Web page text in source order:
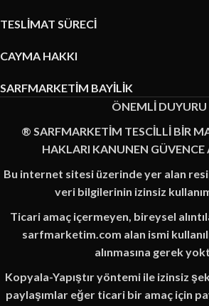
TESLİMAT SÜRECİ
CAYMA HAKKI
SARFMARKETİM BAYİLİK
ÖNEMLİ DUYURU
® SARFMARKETİM TESCİLLİ BİR
HAKLARI KANUNEN GÜVENCE
Bu internet sitesi üzerinde yer alan
veri bilgilerinin izinsiz
Ticari amaç içermeyen, bireysel
sarfmarketim.com alan ismi
alınmasına gerek
Kopyala-Yapıştır yöntemi ile izinsiz
paylaşımlar eğer ticari bir amaç için